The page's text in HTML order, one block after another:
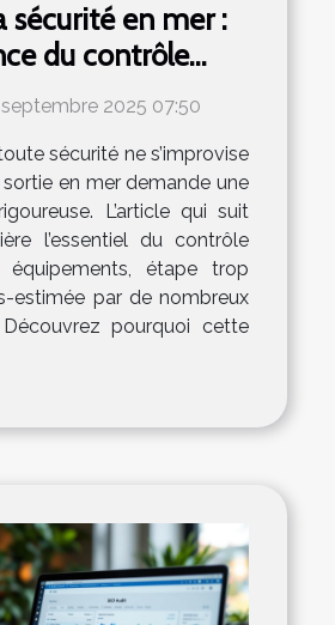
sécurité en mer :
du contrôle
équipements
septembre 2025 07:50
sécurité ne s’improvise
en mer demande une
L’article qui suit
l’essentiel du contrôle
équipements, étape trop
estimée par de nombreux
Découvrez pourquoi cette